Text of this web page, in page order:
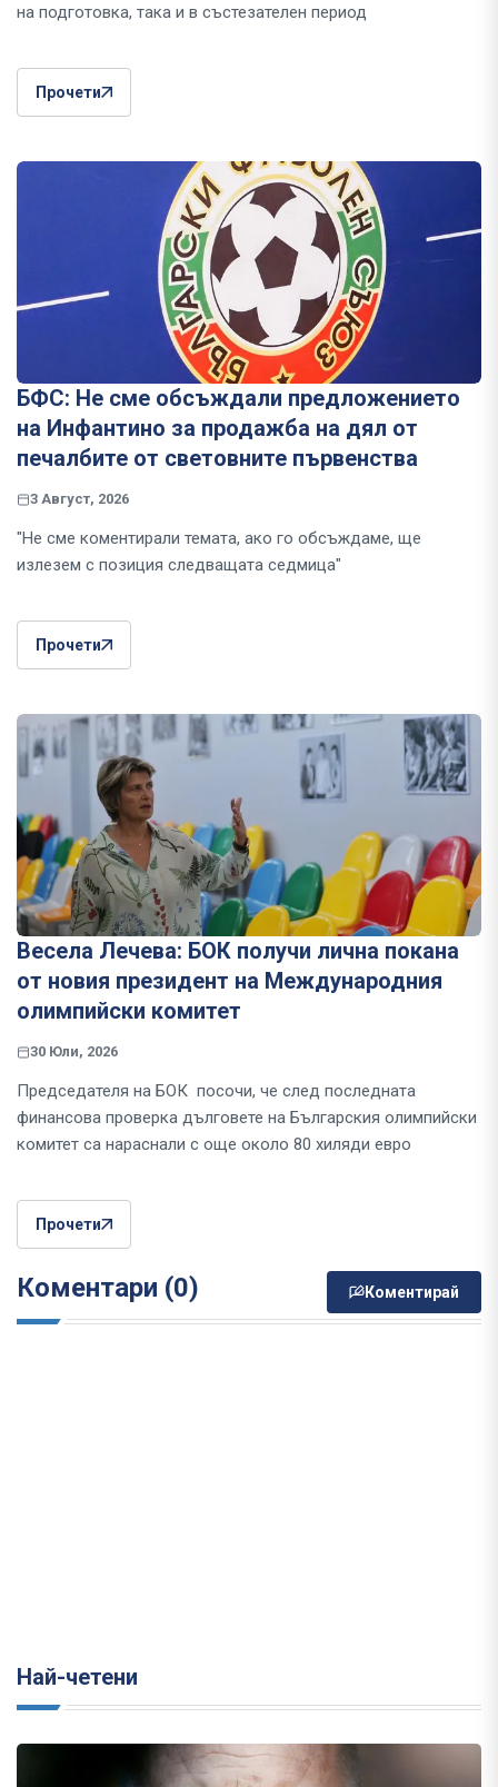
на подготовка, така и в състезателен период
Прочети
БФС: Не сме обсъждали предложението
на Инфантино за продажба на дял от
печалбите от световните първенства
3 Август, 2026
"Не сме коментирали темата, ако го обсъждаме, ще
излезем с позиция следващата седмица"
Прочети
Весела Лечева: БОК получи лична покана
от новия президент на Международния
олимпийски комитет
30 Юли, 2026
Председателя на БОК посочи, че след последната
финансова проверка дълговете на Българския олимпийски
комитет са нараснали с още около 80 хиляди евро
Прочети
Коментари (0) Коментирай
Най-четени